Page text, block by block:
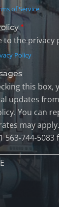
of Service
*
to the privacy
Policy
this box,
updates
You can
may
563-744-